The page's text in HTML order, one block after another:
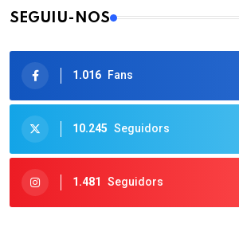
SEGUIU-NOS
1.016 Fans
10.245 Seguidors
1.481 Seguidors